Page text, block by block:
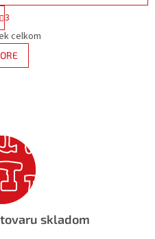
O
v
l
á
e
p
r
v
k
ý
S
t
r
á
n
k
e
3
celkom
skladom